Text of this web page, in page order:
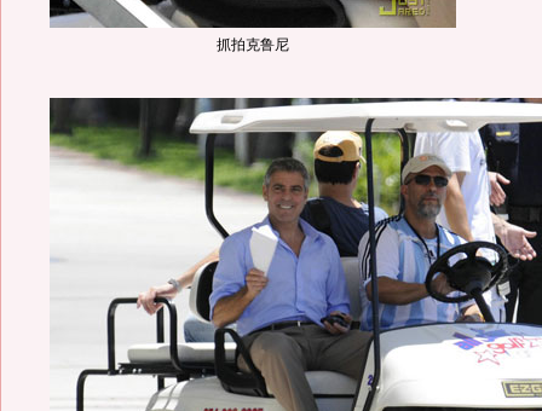
抓拍克鲁尼